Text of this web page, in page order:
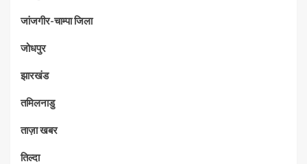
जांजगीर-चाम्पा जिला
जोधपुर
झारखंड
तमिलनाडु
ताज़ा खबर
तिल्दा